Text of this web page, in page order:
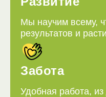
Мы научим всему,
результатов и
Забота
Удобная работа,